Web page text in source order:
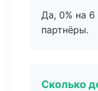
Да, 0% на 6
партнёры.
Сколько